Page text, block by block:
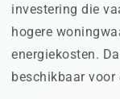
investering die
hogere
energiekosten.
beschikbaar voor